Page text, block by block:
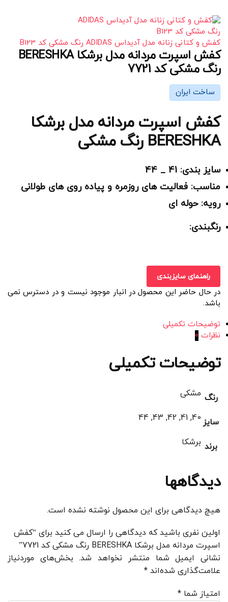
کفش و کتانی زنانه مدل آدیداس ADIDAS رنگ مشکی کد B123
کفش اسپرت مردانه مدل برشکا BERESHKA
رنگ مشکی کد 7721
ساخت ایران
کفش اسپرت مردانه مدل برشکا
BERESHKA رنگ مشکی
سایز بندی: 41 _ 44
مناسب: فعالیت های روزمره و پیاده روی های طولانی
رویه: حوله ای
رنگبندی:
راهنمای سایزبندی
در حال حاضر این محصول در انبار موجود نیست و در دسترس نمی
باشد.
توضیحات تکمیلی
نظرات 0
توضیحات تکمیلی
رنگ مشکی
سایز 40, 41, 42, 43, 44
برند برشکا
دیدگاهها
هیچ دیدگاهی برای این محصول نوشته نشده است.
اولین نفری باشید که دیدگاهی را ارسال می کنید برای “کفش
اسپرت مردانه مدل برشکا BERESHKA رنگ مشکی کد 7721”
نشانی ایمیل شما منتشر نخواهد شد. بخش‌های موردنیاز
علامت‌گذاری شده‌اند *
امتیاز شما *